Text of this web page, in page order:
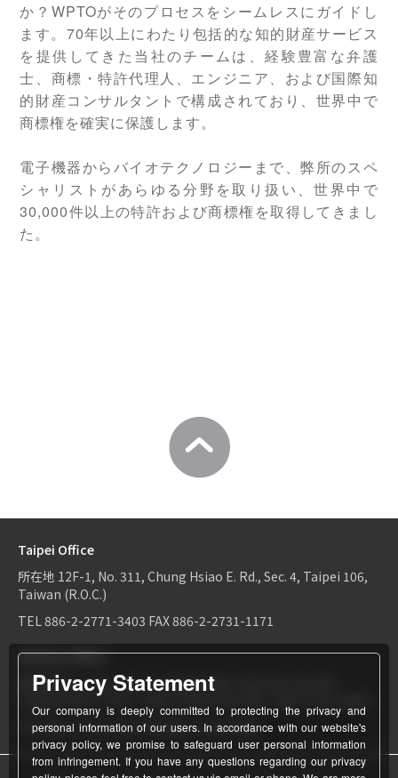
か？WPTOがそのプロセスをシームレスにガイドし
ます。70年以上にわたり包括的な知的財産サービス
を提供してきた当社のチームは、経験豊富な弁護
士、商標・特許代理人、エンジニア、および国際知
的財産コンサルタントで構成されており、世界中で
商標権を確実に保護します。
電子機器からバイオテクノロジーまで、弊所のスペ
シャリストがあらゆる分野を取り扱い、世界中で
30,000件以上の特許および商標権を取得してきまし
た。
Taipei Office
所在地 12F-1, No. 311, Chung Hsiao E. Rd., Sec. 4, Taipei 106,
Taiwan (R.O.C.)
TEL886-2-2771-3403 FAX886-2-2731-1171
Hsinchu Office
所在地6F-2, No.1, Sec. 2, Dongda Rd., Hsinchu City 300,
Taiwan (R.O.C.)
TEL886-3-534-9161FAX886-3-531-0460
Privacy Statement
Our company is deeply committed to protecting the privacy and
personal information of our users. In accordance with our website's
privacy policy, we promise to safeguard user personal information
from infringement. If you have any questions regarding our privacy